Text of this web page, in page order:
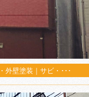
外壁塗装｜サビ・･･･